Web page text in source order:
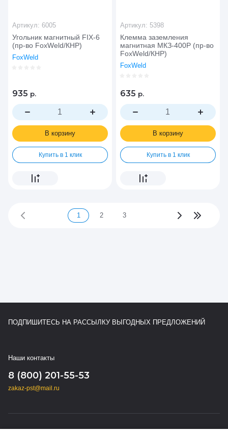
Угольник магнитный FIX-6
(пр-во FoxWeld/КНР)
FoxWeld
Артикул: 6005
935 р.
В корзину
Купить в 1 клик
Клемма заземления
магнитная МКЗ-400Р (пр-во
FoxWeld/КНР)
FoxWeld
Артикул: 5398
635 р.
В корзину
Купить в 1 клик
1 2 3
ПОДПИШИТЕСЬ НА РАССЫЛКУ ВЫГОДНЫХ ПРЕДЛОЖЕНИЙ
Наши контакты
8 (800) 201-55-53
zakaz-pst@mail.ru